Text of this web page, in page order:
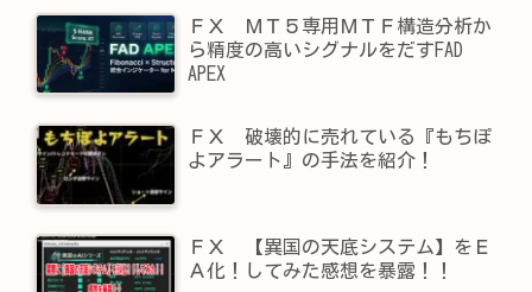
ＦＸ ＭＴ５専用ＭＴＦ構造分析か
ら精度の高いシグナルをだすFAD
APEX
ＦＸ 破壊的に売れている『もちぽ
よアラート』の手法を紹介！
ＦＸ 【異国の天底システム】をＥ
Ａ化！してみた感想を暴露！！